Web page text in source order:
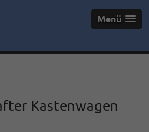
Menü
Kastenwagen